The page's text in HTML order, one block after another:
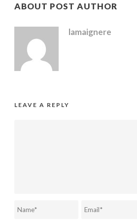
ABOUT POST AUTHOR
lamaignere
LEAVE A REPLY